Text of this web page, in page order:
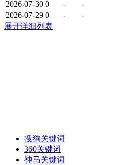
2026-07-30 0 -
-
2026-07-29 0 -
-
展开详细列表
搜狗关键词
360关键词
神马关键词